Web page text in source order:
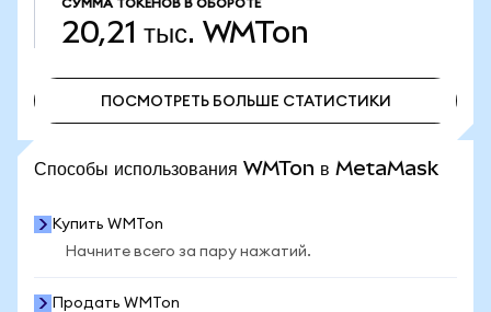
СУММА ТОКЕНОВ В ОБОРОТЕ
20,21 тыс. WMTon
ПОСМОТРЕТЬ БОЛЬШЕ СТАТИСТИКИ
Способы использования WMTon в MetaMask
Купить WMTon
Начните всего за пару нажатий.
Продать WMTon